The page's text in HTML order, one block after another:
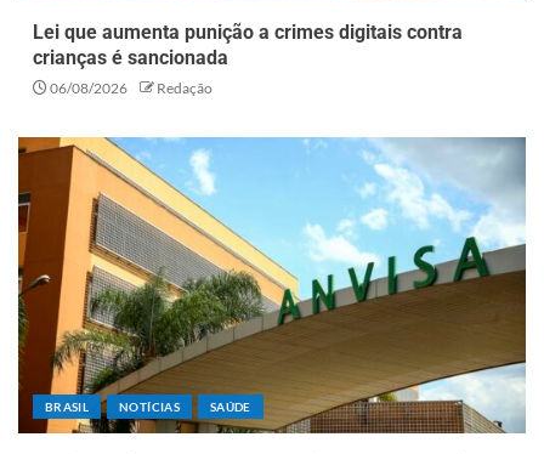
Lei que aumenta punição a crimes digitais contra
crianças é sancionada
06/08/2026 Redação
BRASIL NOTÍCIAS SAÚDE